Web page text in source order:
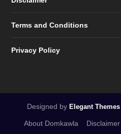
Terms and Conditions
Privacy Policy
Designed by Elegant Themes
About Domkawla Disclaimer